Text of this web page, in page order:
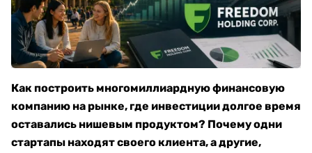
Как построить многомиллиардную финансовую
компанию на рынке, где инвестиции долгое время
оставались нишевым продуктом? Почему одни
стартапы находят своего клиента, а другие,